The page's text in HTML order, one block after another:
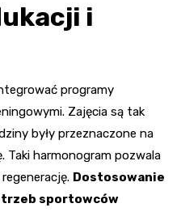
i
programy
Zajęcia są tak
były przeznaczone na
Taki harmonogram pozwala
Dostosowanie
sportowców